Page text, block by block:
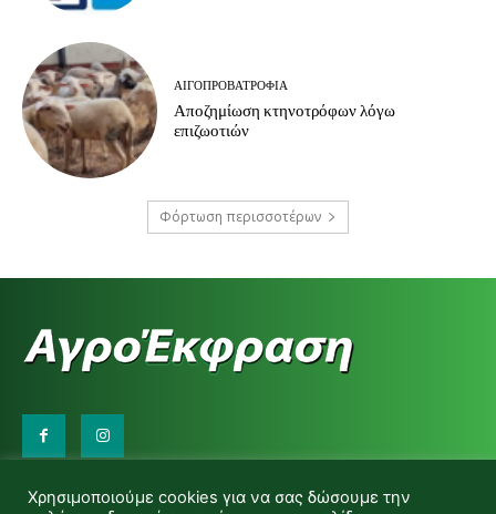
ΑΙΓΟΠΡΟΒΑΤΡΟΦΊΑ
Αποζημίωση κτηνοτρόφων λόγω
επιζωοτιών
Φόρτωση περισσοτέρων
d.makas@yahoo.gr
Χρησιμοποιούμε cookies για να σας δώσουμε την